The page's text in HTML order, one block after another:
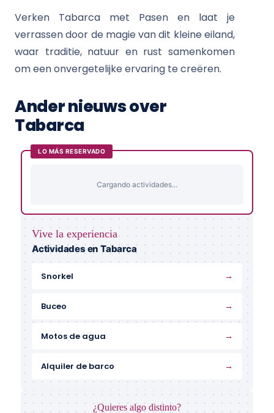
Verken Tabarca met Pasen en laat je
verrassen door de magie van dit kleine eiland,
waar traditie, natuur en rust samenkomen
om een onvergetelijke ervaring te creëren.
Ander nieuws over
Tabarca
LO MÁS RESERVADO
Cargando actividades...
Vive la experiencia
Actividades en Tabarca
Snorkel →
Buceo →
Motos de agua →
Alquiler de barco →
¿Quieres algo distinto?